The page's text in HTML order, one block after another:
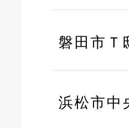
磐田市Ｔ
浜松市中